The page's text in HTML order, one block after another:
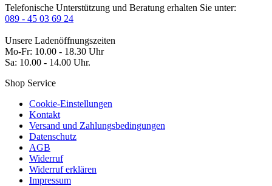
Telefonische Unterstützung und Beratung erhalten Sie unter:
089 - 45 03 69 24
Unsere Ladenöffnungszeiten
Mo-Fr: 10.00 - 18.30 Uhr
Sa: 10.00 - 14.00 Uhr.
Shop Service
Cookie-Einstellungen
Kontakt
Versand und Zahlungsbedingungen
Datenschutz
AGB
Widerruf
Widerruf erklären
Impressum